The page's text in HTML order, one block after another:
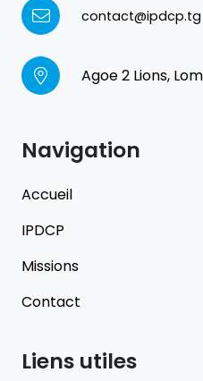
contact@ipdcp.tg
Agoe 2 Lions,
Navigation
Accueil
IPDCP
Missions
Contact
Liens utiles